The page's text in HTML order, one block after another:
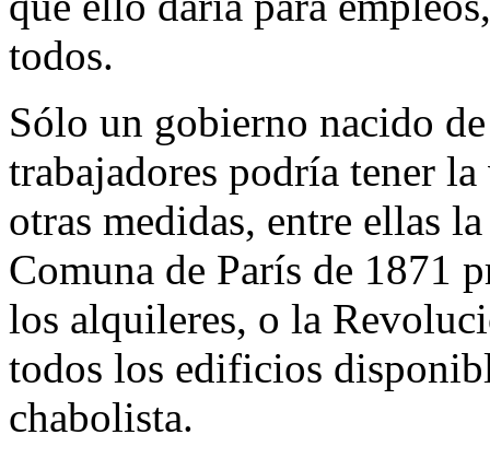
todos.
Sólo un gobierno nacido
trabajadores podría tener
otras medidas, entre ellas
Comuna de París de 1871
los alquileres, o la
todos los edificios
chabolista.